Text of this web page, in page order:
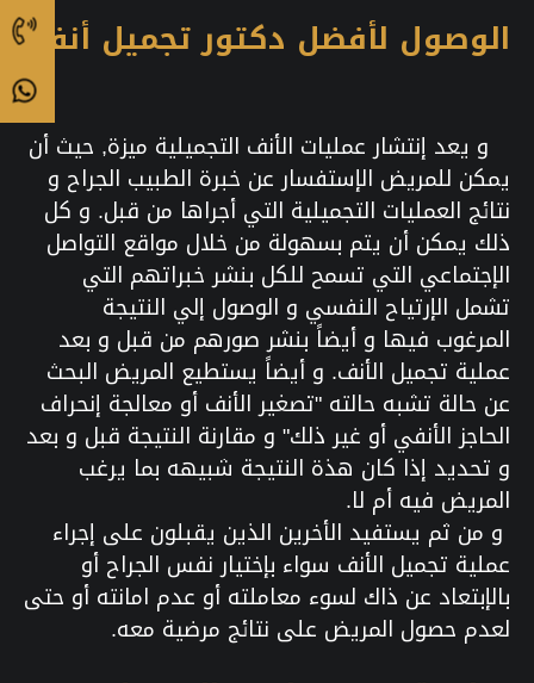
الوصول لأفضل دكتور تجميل أنف:
و يعد إنتشار عمليات الأنف التجميلية ميزة, حيث أن
يمكن للمريض الإستفسار عن خبرة الطبيب الجراح و
نتائج العمليات التجميلية التي أجراها من قبل. و كل
ذلك يمكن أن يتم بسهولة من خلال مواقع التواصل
الإجتماعي التي تسمح للكل بنشر خبراتهم التي
تشمل الإرتياح النفسي و الوصول إلي النتيجة
المرغوب فيها و أيضاً بنشر صورهم من قبل و بعد
عملية تجميل الأنف. و أيضاً يستطيع المريض البحث
عن حالة تشبه حالته "تصغير الأنف أو معالجة إنحراف
الحاجز الأنفي أو غير ذلك" و مقارنة النتيجة قبل و بعد
و تحديد إذا كان هذة النتيجة شبيهه بما يرغب
المريض فيه أم لا.
و من ثم يستفيد الأخرين الذين يقبلون على إجراء
عملية تجميل الأنف سواء بإختيار نفس الجراح أو
بالإبتعاد عن ذاك لسوء معاملته أو عدم امانته أو حتى
لعدم حصول المريض على نتائج مرضية معه.